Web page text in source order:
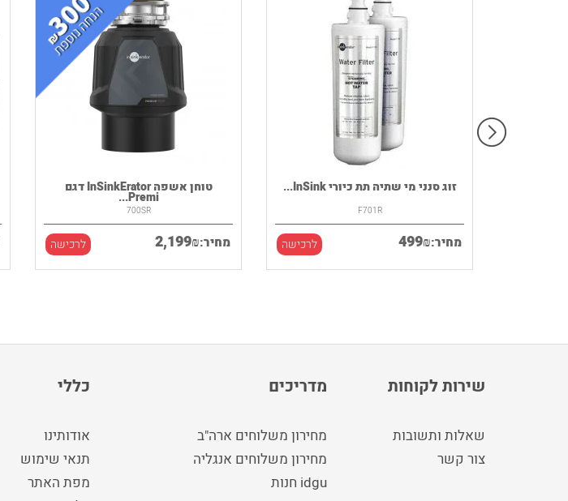
טוחן אשפה InSinkErator דגם
Premi...
700SR
מחיר: 2,199₪ לרכישה
זוג סנני מי שתיה תת כיורי InSink...
F701R
מחיר: 499₪ לרכישה
כללי
אודותינו
תנאי שימוש
מפת האתר
מדריכים
מחירון משלוחים ארה"ב
מחירון משלוחים אנגליה
idgu חנות
שירות לקוחות
שאלות ותשובות
צור קשר